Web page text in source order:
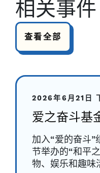
相关事件
查看全部
2026年6月21日
爱之奋斗基
加入“爱的奋斗”
节举办的“和平
物、娱乐和趣